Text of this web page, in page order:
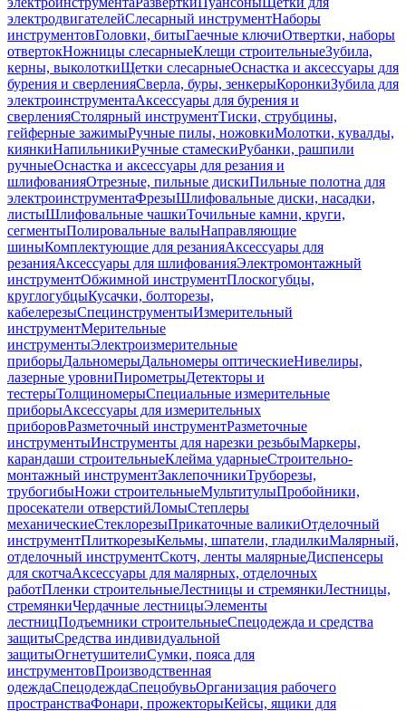
электродвигателейСлесарный инструментНаборы
инструментовГоловки, битыГаечные ключиОтвертки, наборы
отвертокНожницы слесарныеКлещи строительныеЗубила,
керны, выколоткиЩетки слесарныеОснастка и аксессуары для
бурения и сверленияСверла, буры, зенкерыКоронкиЗубила для
электроинструментаАксессуары для бурения и
сверленияСтолярный инструментТиски, струбцины,
гейферные зажимыРучные пилы, ножовкиМолотки, кувалды,
киянкиНапильникиРучные стамескиРубанки, рашпили
ручныеОснастка и аксессуары для резания и
шлифованияОтрезные, пильные дискиПильные полотна для
электроинструментаФрезыШлифовальные диски, насадки,
листыШлифовальные чашкиТочильные камни, круги,
сегментыПолировальные валыНаправляющие
шиныКомплектующие для резанияАксессуары для
резанияАксессуары для шлифованияЭлектромонтажный
инструментОбжимной инструментПлоскогубцы,
круглогубцыКусачки, болторезы,
кабелерезыСпецинструментыИзмерительный
инструментМерительные
инструментыЭлектроизмерительные
приборыДальномерыДальномеры оптическиеНивелиры,
лазерные уровниПирометрыДетекторы и
тестерыТолщиномерыСпециальные измерительные
приборыАксессуары для измерительных
приборовРазметочный инструментРазметочные
инструментыИнструменты для нарезки резьбыМаркеры,
карандаши строительныеКлейма ударныеСтроительно-
монтажный инструментЗаклепочникиТруборезы,
трубогибыНожи строительныеМультитулыПробойники,
просекатели отверстийЛомыСтеплеры
механическиеСтеклорезыПрикаточные валикиОтделочный
инструментПлиткорезыКельмы, шпатели, гладилкиМалярный,
отделочный инструментСкотч, ленты малярныеДиспенсеры
для скотчаАксессуары для малярных, отделочных
работПленки строительныеЛестницы и стремянкиЛестницы,
стремянкиЧердачные лестницыЭлементы
лестницПодъемники строительныеСпецодежда и средства
защитыСредства индивидуальной
защитыОгнетушителиСумки, пояса для
инструментовПроизводственная
одеждаСпецодеждаСпецобувьОрганизация рабочего
пространстваФонари, прожекторыКейсы, ящики для